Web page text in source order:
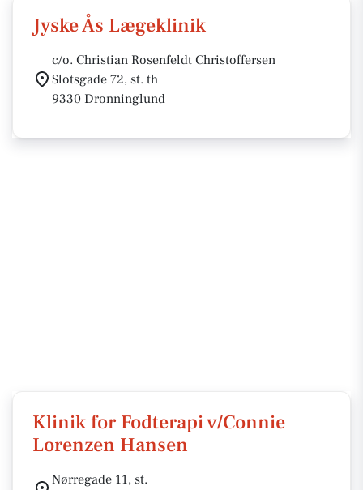
Jyske Ås Lægeklinik
c/o. Christian Rosenfeldt Christoffersen
Slotsgade 72, st. th
9330 Dronninglund
Klinik for Fodterapi v/Connie
Lorenzen Hansen
Nørregade 11, st.